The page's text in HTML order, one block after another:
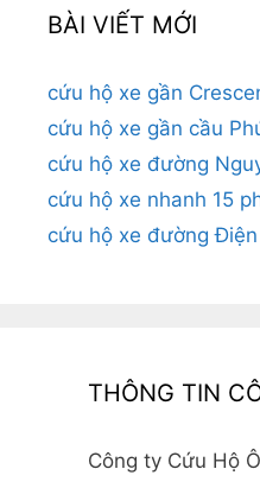
BÀI VIẾT MỚI
cứu hộ xe gần
cứu hộ xe gần cầu
cứu hộ xe đường
cứu hộ xe nhanh 15
cứu hộ xe đường
THÔNG TIN
Công ty Cứu Hộ